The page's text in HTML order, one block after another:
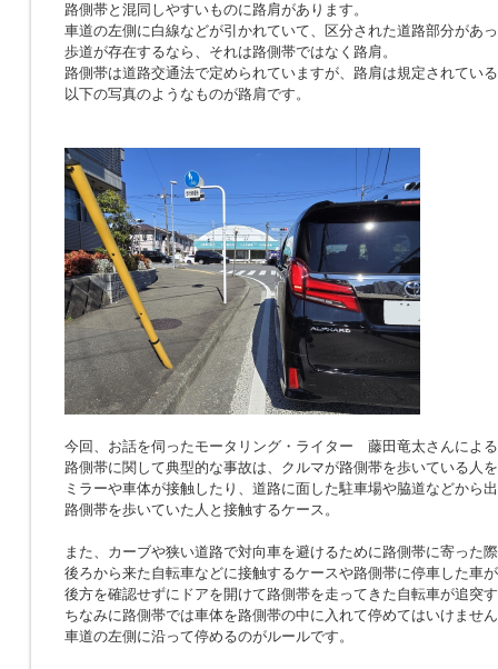
路側帯と混同しやすいものに路肩があります。
車道の左側に白線などが引かれていて、区分された道路部分があ
歩道が存在するなら、それは路側帯ではなく路肩。
路側帯は道路交通法で定められていますが、路肩は規定されてい
以下の写真のようなものが路肩です。
今回、お話を伺ったモータリング・ライター 藤田竜太さんによ
路側帯に関して典型的な事故は、クルマが路側帯を歩いている人
ミラーや車体が接触したり、道路に面した駐車場や脇道などから
路側帯を歩いていた人と接触するケース。
また、カーブや狭い道路で対向車を避けるために路側帯に寄った
後ろから来た自転車などに接触するケースや路側帯に停車した車
後方を確認せずにドアを開けて路側帯を走ってきた自転車が追突
ちなみに路側帯では車体を路側帯の中に入れて停めてはいけませ
車道の左側に沿って停めるのがルールです。